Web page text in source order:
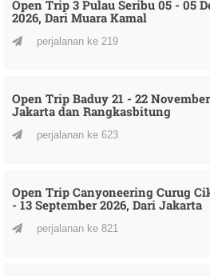
Open Trip 3 Pulau Seribu 05 - 05
2026, Dari Muara Kamal
perjalanan ke 219
Open Trip Baduy 21 - 22
Jakarta dan Rangkasbitung
perjalanan ke 623
Open Trip Canyoneering Curug
- 13 September 2026, Dari Jakarta
perjalanan ke 821